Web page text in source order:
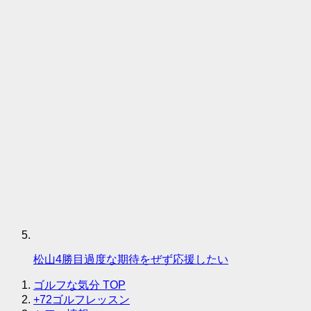
松山4勝目過度な期待をぜず応援したい
ゴルフな気分 TOP
+72ゴルフレッスン